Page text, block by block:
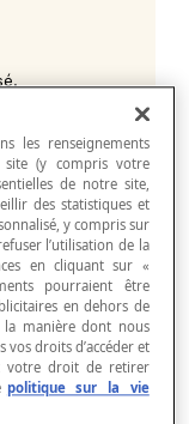
et ce n’est
les renseignements
(y compris votre
de notre site,
des statistiques et
y compris sur
l’utilisation de la
en cliquant sur «
pourraient être
en dehors de
manière dont nous
droits d’accéder et
votre droit de retirer
politique sur la vie